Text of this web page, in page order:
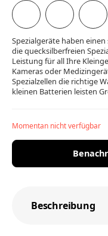
Spezialgeräte haben
die quecksilberfreien
Leistung für all Ihre
Kameras oder
Spezialzellen die richtige
kleinen Batterien leisten
Momentan nicht verfügbar
Beschreibung